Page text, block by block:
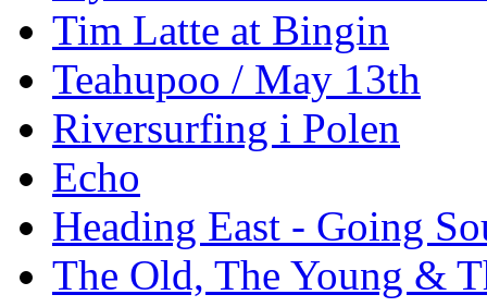
Tim Latte at Bingin
Teahupoo / May 13th
Riversurfing i Polen
Echo
Heading East - Going
The Old, The Young &